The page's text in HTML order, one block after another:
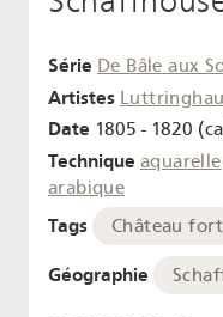
Série De Bâle aux
Artistes
Date 1805 - 1820
Technique aquarelle
arabique
Tags Château fort
Géographie